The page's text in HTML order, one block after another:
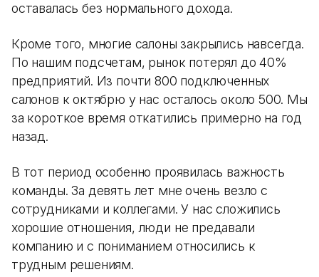
оставалась без нормального дохода.
Кроме того, многие салоны закрылись навсегда.
По нашим подсчетам, рынок потерял до 40%
предприятий. Из почти 800 подключенных
салонов к октябрю у нас осталось около 500. Мы
за короткое время откатились примерно на год
назад.
В тот период особенно проявилась важность
команды. За девять лет мне очень везло с
сотрудниками и коллегами. У нас сложились
хорошие отношения, люди не предавали
компанию и с пониманием относились к
трудным решениям.